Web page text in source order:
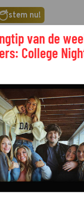
stem nu!
streaming
PRIMETIME GEMIST
van de
College